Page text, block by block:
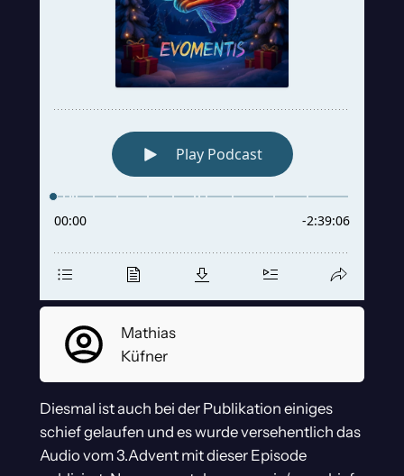
Mathias
Küfner
Diesmal ist auch bei der Publikation einiges
schief gelaufen und es wurde versehentlich das
Audio vom 3.Advent mit dieser Episode